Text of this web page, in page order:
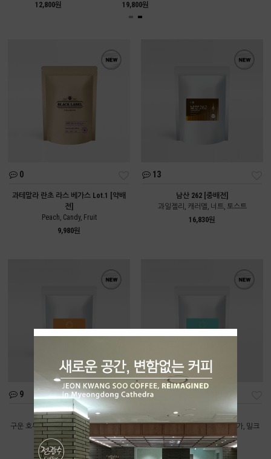
12,800원
19,800원
0
과테말라 란초 라스 베가스 Lot.1 [약배
전]
Peach, Candy, Fruit
9,980원
13
남산 262 [중배전]
과일젤리, 캐러멜, 너트, 토스트
16,830원
9
딥너티 [중배전]
구운 호두, 카카오닙스, 다크초콜릿, 브라
운 슈가
9,550원
11
올데이 [중배전]
구운 곡물, 볶은 땅콩, 브라운 슈가, 밀크
초콜릿
8,220원